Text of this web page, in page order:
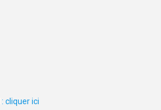
cliquer ici